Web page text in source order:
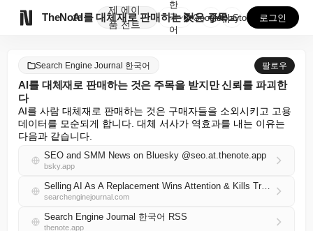
TheNote
제
품
에이
전트
AI를 대체재로 판매하는 것은 주목을 받지만 신뢰를 파...
한
국
어
GooglePlay
AppStore 로그인
Search Engine Journal 한국어 팔로우
AI를 대체재로 판매하는 것은 주목을 받지만 신뢰를 파괴한
다
AI를 사람 대체재로 판매하는 것은 구매자들을 소외시키고 고용
데이터를 모순되게 합니다. 대체 서사가 역효과를 내는 이유는
다음과 같습니다.
SEO and SMM News on Bluesky @seo.at.thenote.app
bsky.app
Selling AI As A Replacement Wins Attention & Kills Trust
searchenginejournal.com
Search Engine Journal 한국어 RSS
thenote.app